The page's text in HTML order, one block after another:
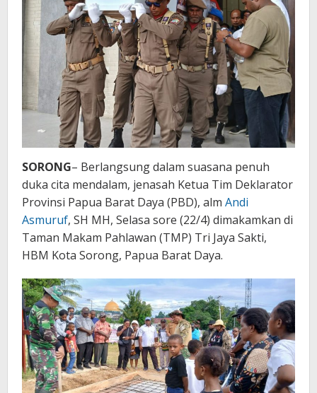
Pak
Gubernur
SORONG– Berlangsung dalam suasana penuh
duka cita mendalam, jenasah Ketua Tim Deklarator
Provinsi Papua Barat Daya (PBD), alm Andi
Asmuruf, SH MH, Selasa sore (22/4) dimakamkan di
Taman Makam Pahlawan (TMP) Tri Jaya Sakti,
HBM Kota Sorong, Papua Barat Daya.